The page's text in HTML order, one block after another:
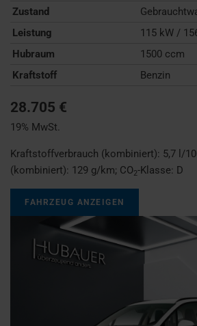
Zustand
Leistung
115 kW /
Hubraum
1500 ccm
Kraftstoff
Benzin
28.705 €
19% MwSt.
Kraftstoffverbrauch (kombiniert): 5,7 l/
(kombiniert): 129 g/km; CO2-Klasse: D
FAHRZEUG ANZEIGEN